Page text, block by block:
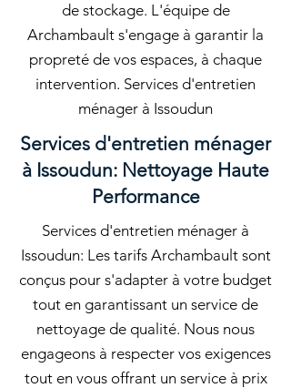
de stockage. L'équipe de
Archambault s'engage à garantir la
propreté de vos espaces, à chaque
intervention. Services d'entretien
ménager à Issoudun
Services d'entretien ménager
à Issoudun: Nettoyage Haute
Performance
Services d'entretien ménager à
Issoudun: Les tarifs Archambault sont
conçus pour s'adapter à votre budget
tout en garantissant un service de
nettoyage de qualité. Nous nous
engageons à respecter vos exigences
tout en vous offrant un service à prix